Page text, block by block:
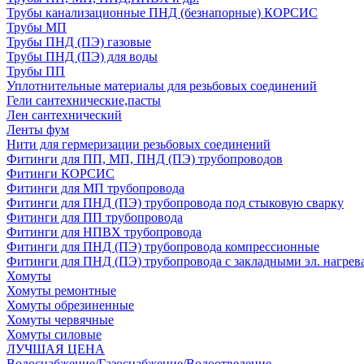
Трубы канализационные ПНД (безнапорные) КОРСИС
Трубы МП
Трубы ПНД (ПЭ) газовые
Трубы ПНД (ПЭ) для воды
Трубы ПП
Уплотнительные материалы для резьбовых соединений
Гели сантехнические,пасты
Лен сантехнический
Ленты фум
Нити для гермеризации резьбовых соединений
Фитинги для ПП, МП, ПНД (ПЭ) трубопроводов
Фитинги КОРСИС
Фитинги для МП трубопровода
Фитинги для ПНД (ПЭ) трубопровода под стыковую сварку
Фитинги для ПП трубопровода
Фитинги для НПВХ трубопровода
Фитинги для ПНД (ПЭ) трубопровода компрессионные
Фитинги для ПНД (ПЭ) трубопровода с закладными эл.
Хомуты
Хомуты ремонтные
Хомуты обрезиненные
Хомуты червячные
Хомуты силовые
ЛУЧШАЯ ЦЕНА